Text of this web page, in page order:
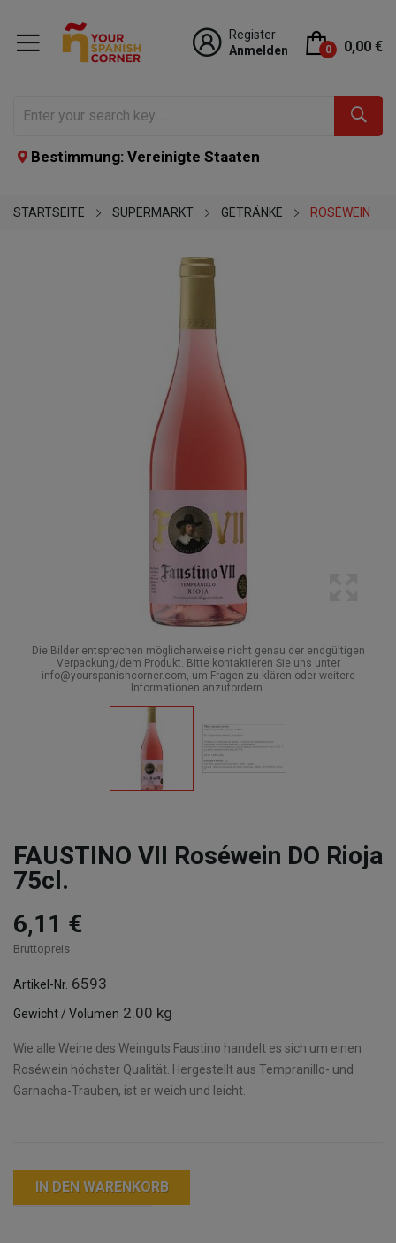
Register
Anmelden
0 0,00 €
Bestimmung: Vereinigte Staaten
STARTSEITE SUPERMARKT GETRÄNKE ROSÉWEIN
Die Bilder entsprechen möglicherweise nicht genau der endgültigen
Verpackung/dem Produkt. Bitte kontaktieren Sie uns unter
info@yourspanishcorner.com, um Fragen zu klären oder weitere
Informationen anzufordern.
FAUSTINO VII Roséwein DO Rioja
75cl.
6,11 €
Bruttopreis
Artikel-Nr. 6593
Gewicht / Volumen 2.00 kg
Wie alle Weine des Weinguts Faustino handelt es sich um einen
Roséwein höchster Qualität. Hergestellt aus Tempranillo- und
Garnacha-Trauben, ist er weich und leicht.
IN DEN WARENKORB